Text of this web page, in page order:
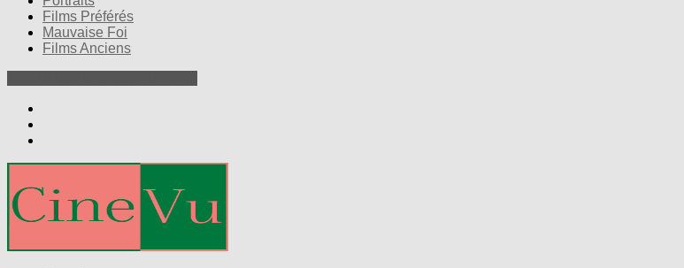
Films Préférés
Mauvaise Foi
Films Anciens